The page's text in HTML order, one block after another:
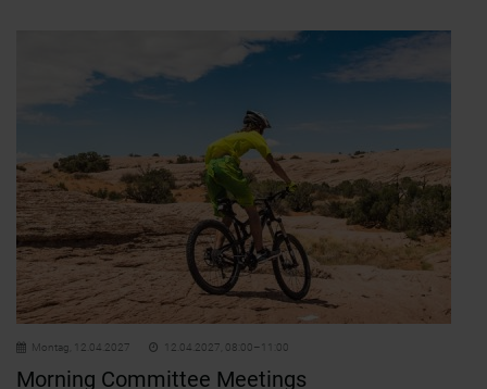
Montag, 12.04.2027 12.04.2027, 08:00–11:00
Morning Committee Meetings